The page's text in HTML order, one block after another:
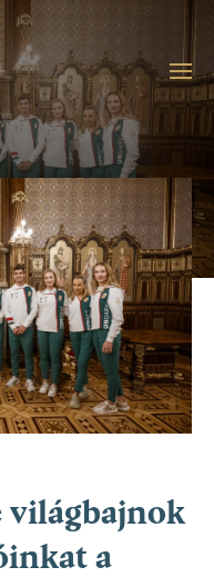
világbajnok
a